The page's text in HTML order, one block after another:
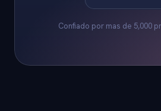
Confiado por mas de 5,000